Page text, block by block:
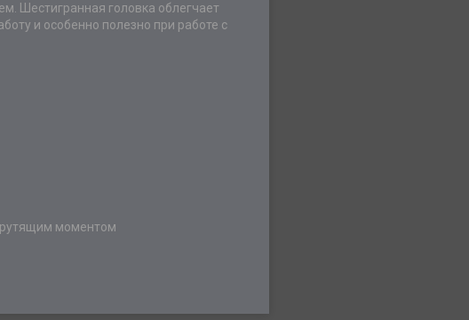
Шестигранная головка облегчает
и особенно полезно при работе с
моментом